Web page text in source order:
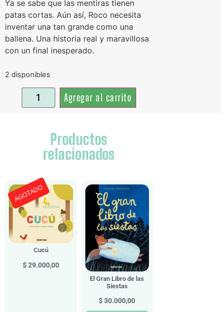
Ya se sabe que las mentiras tienen
patas cortas. Aún así, Roco necesita
inventar una tan grande como una
ballena. Una historia real y maravillosa
con un final inesperado.
2 disponibles
Agregar al carrito
Productos
relacionados
AGOTADO
Cucú
$29.000,00
El Gran Libro de las
Siestas
$30.000,00